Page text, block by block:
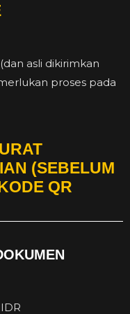
asli dikirimkan
proses pada
(SEBELUM
QR